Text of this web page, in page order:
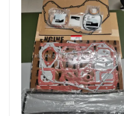
Giro della fabbrica
Controllo di qualità